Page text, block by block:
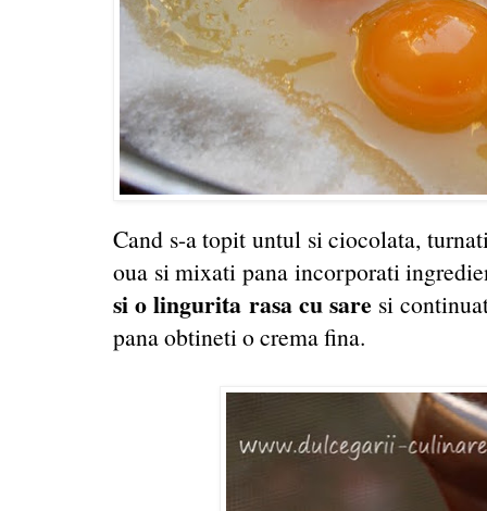
Cand s-a topit untul si ciocolata,
oua si mixati pana incorporati
si o lingurita rasa cu sare si
pana obtineti o crema fina.